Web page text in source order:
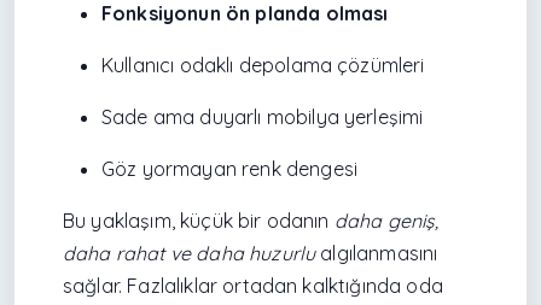
Fonksiyonun ön planda olması
Kullanıcı odaklı depolama çözümleri
Sade ama duyarlı mobilya yerleşimi
Göz yormayan renk dengesi
Bu yaklaşım, küçük bir odanın daha geniş,
daha rahat ve daha huzurlualgılanmasını
sağlar. Fazlalıklar ortadan kalktığında oda